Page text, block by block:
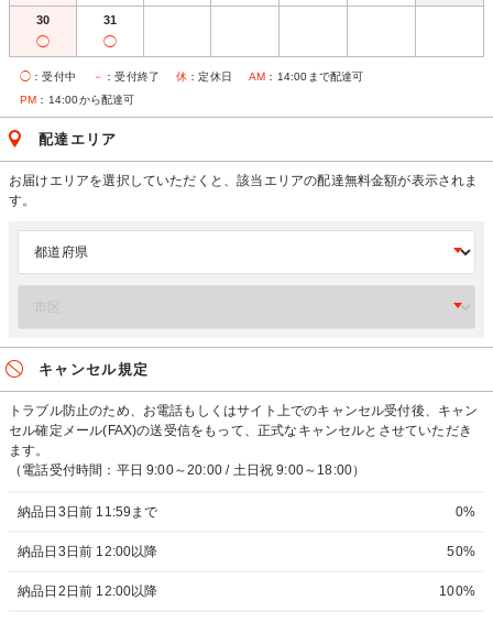
30
◯
31
◯
◯ ：受付中 － ：受付終了 休 ：定休日 AM ：14:00まで配達可
PM ：14:00から配達可
配達エリア
お届けエリアを選択していただくと、該当エリアの配達無料金額が表示されま
す。
キャンセル規定
トラブル防止のため、お電話もしくはサイト上でのキャンセル受付後、キャン
セル確定メール(FAX)の送受信をもって、正式なキャンセルとさせていただき
ます。
（電話受付時間：平日 9:00～20:00 / 土日祝 9:00～18:00）
納品日3日前 11:59まで 0%
納品日3日前 12:00以降 50%
納品日2日前 12:00以降 100%